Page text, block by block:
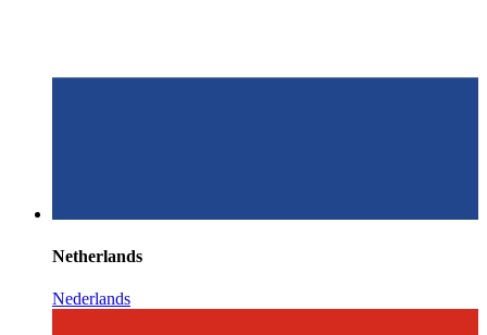
Netherlands
Nederlands